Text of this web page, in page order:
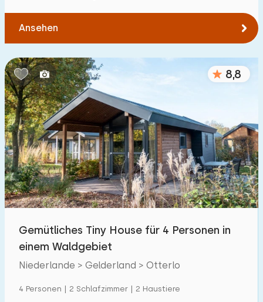
Ansehen
8,8
Gemütliches Tiny House für 4 Personen in
einem Waldgebiet
Niederlande > Gelderland > Otterlo
4 Personen | 2 Schlafzimmer | 2 Haustiere